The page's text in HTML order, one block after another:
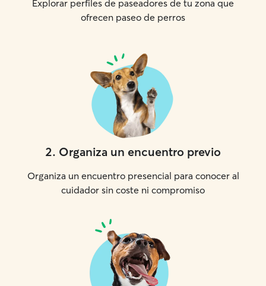
Explorar perfiles de paseadores de tu zona que
ofrecen paseo de perros
2. Organiza un encuentro previo
Organiza un encuentro presencial para conocer al
cuidador sin coste ni compromiso